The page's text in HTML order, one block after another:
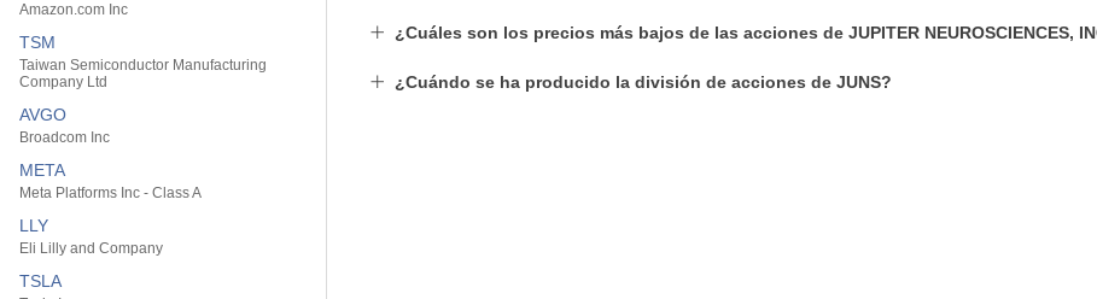
Amazon.com Inc
TSM
Taiwan Semiconductor Manufacturing
Company Ltd
AVGO
Broadcom Inc
META
Meta Platforms Inc - Class A
LLY
Eli Lilly and Company
TSLA
¿Cuáles son los precios más bajos de las acciones de JUPITER NEUROSCIENCES,
¿Cuándo se ha producido la división de acciones de JUNS?